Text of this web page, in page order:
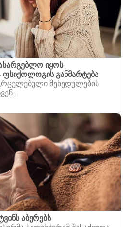
იყოს
ფსიქოლოგის განმარტება
შეხედულების
აბერებს